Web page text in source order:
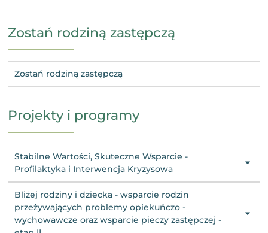
Zostań rodziną zastępczą
Zostań rodziną zastępczą
Projekty i programy
Stabilne Wartości, Skuteczne Wsparcie -
Profilaktyka i Interwencja Kryzysowa
Bliżej rodziny i dziecka - wsparcie rodzin
przeżywających problemy opiekuńczo -
wychowawcze oraz wsparcie pieczy zastępczej -